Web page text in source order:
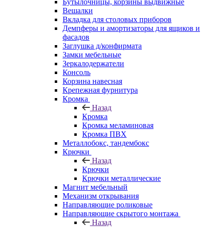
Бутылочницы, корзины выдвижные
Вешалки
Вкладка для столовых приборов
Демпферы и амортизаторы для ящиков и
фасадов
Заглушка д/конфирмата
Замки мебельные
Зеркалодержатели
Консоль
Корзина навесная
Крепежная фурнитура
Кромка
Назад
Кромка
Кромка меламиновая
Кромка ПВХ
Металлобокс, тандембокс
Крючки
Назад
Крючки
Крючки металлические
Магнит мебельный
Механизм открывания
Направляющие роликовые
Направляющие скрытого монтажа
Назад